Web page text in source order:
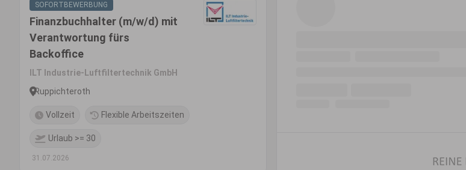
SOFORTBEWERBUNG
Finanzbuchhalter (m/w/d) mit
Verantwortung fürs
Backoffice
ILT Industrie-Luftfiltertechnik GmbH
Ruppichteroth
Vollzeit Flexible Arbeitszeiten
Urlaub >= 30
31.07.2026